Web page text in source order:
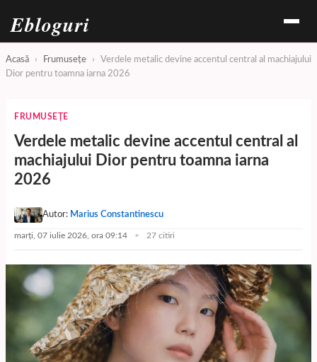
Ebloguri
Acasă › Frumusețe ›
Verdele metalic devine accentul central al machiajului
Dior pentru toamna iarna 2026
FRUMUSEȚE
Verdele metalic devine accentul central al
machiajului Dior pentru toamna iarna
2026
Autor: Marius Constantinescu
marți, 07 iulie 2026, ora 09:14 27 citiri